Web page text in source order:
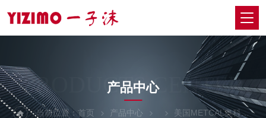
PRODUCTS CENTER
产品中心
当前位置：首页 产品中心 美国METCAL奥科